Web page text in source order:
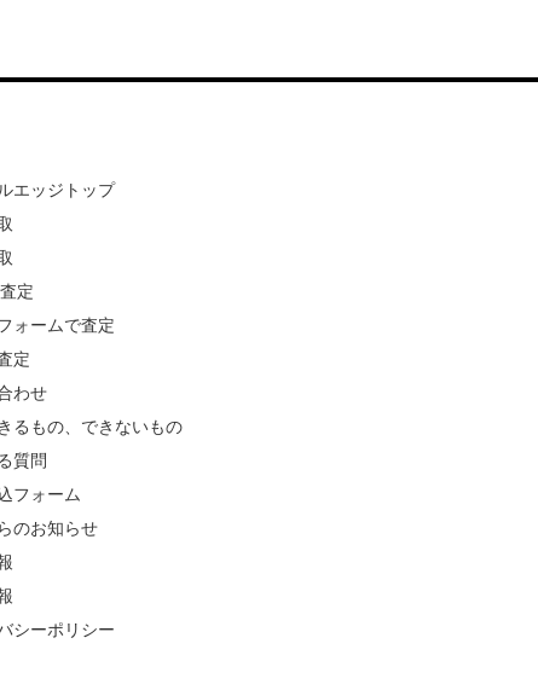
エッジトップ
定
ォームで査定
定
わせ
るもの、できないもの
質問
フォーム
のお知らせ
シーポリシー